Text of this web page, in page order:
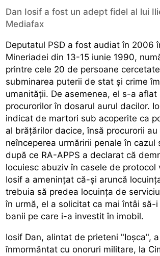
Dan Iosif a fost un adept fidel al lui
Mediafax
Deputatul PSD a fost audiat în 2006
Mineriadei din 13-15 iunie 1990,
printre cele 20 de persoane
subminarea puterii de stat şi crime
umanităţii. De asemenea, el s-a aflat
procurorilor în dosarul aurul dacilor.
indicat de martori sub acoperite ca
al brăţărilor dacice, însă procurorii au
neînceperea urmăririi penale în cazul
după ce RA-APPS a declarat că
locuiesc abuziv în casele de protocol
Iosif a ameninţat că-şi aruncă
trebuia să predea locuinţa de
în urmă, el a solicitat ca mai întâi să-
banii pe care i-a investit în imobil.
Iosif Dan, alintat de prieteni "Ioşca",
înmormântat cu onoruri militare, la